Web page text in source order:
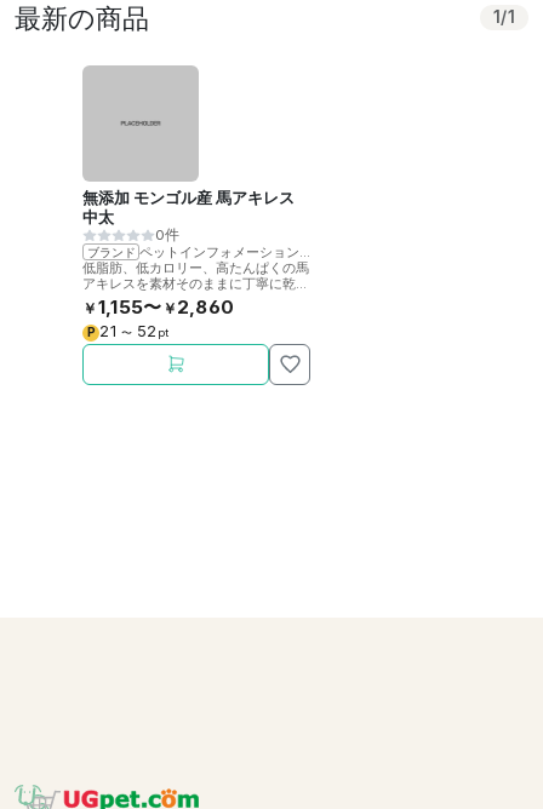
最新の商品 1 /1
無添加 モンゴル産 馬アキレス
中太
0件
ブランド
低脂肪、低カロリー、高たんぱくの馬
アキレスを素材そのままに丁寧に乾燥
させました。噛むことで歯の健康をサ
ポート。
￥ 1,155〜 ￥ 2,860
P 21 〜 52 pt